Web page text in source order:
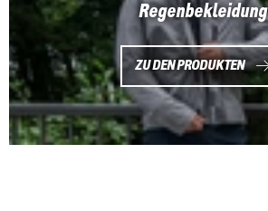
Regenbekleidung
ZU DEN PRODUKTEN